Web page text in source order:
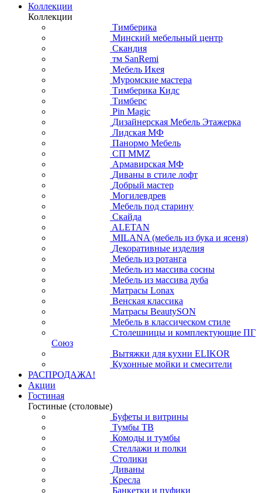
Коллекции
Коллекции
Тимберика
Минский мебельный центр
Скандия
тм SanRemi
Мебель Икея
Муромские мастера
Тимберика Кидс
Тимберс
Pin Magic
Дизайнерская Мебель Этажерка
Лидская МФ
Панормо Мебель
СП ММZ
Армавирская МФ
Диваны в стиле лофт
Добрый мастер
Могилевдрев
Мебель под старину
Скайда
ALETAN
MILANA (мебель из бука и ясеня)
Декоративные изделия
Мебель из ротанга
Мебель из массива сосны
Мебель из массива дуба
Матрасы Lonax
Венская классика
Матрасы BeautySON
Мебель в классическом стиле
Столешницы и комплектующие ПГ
Союз
Вытяжки для кухни ELIKOR
Кухонные мойки и смесители
РАСПРОДАЖА!
Акции
Гостиная
Гостиные (столовые)
Буфеты и витрины
Тумбы ТВ
Комоды и тумбы
Стеллажи и полки
Столики
Диваны
Кресла
Банкетки и пуфики